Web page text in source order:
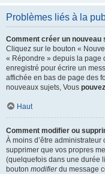
Problèmes liés à la
Comment créer un nouveau
Cliquez sur le bouton «
« Répondre » depuis la page
enregistré pour écrire un
affichée en bas de page des
nouveaux sujets, Vous pouvez
Haut
Comment modifier ou
À moins d’être
supprimer que vos propres
(quelquefois dans une durée
bouton modifierdu message